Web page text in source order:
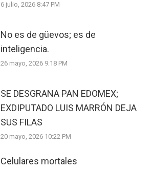
6 julio, 2026 8:47 PM
No es de güevos; es de
inteligencia.
26 mayo, 2026 9:18 PM
SE DESGRANA PAN EDOMEX;
EXDIPUTADO LUIS MARRÓN DEJA
SUS FILAS
20 mayo, 2026 10:22 PM
Celulares mortales